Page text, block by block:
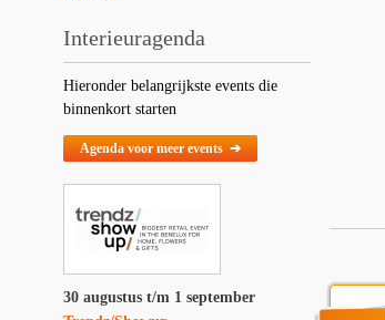
Interieuragenda
Hieronder belangrijkste events die
binnenkort starten
Agenda voor meer events ➔
30 augustus t/m 1 september